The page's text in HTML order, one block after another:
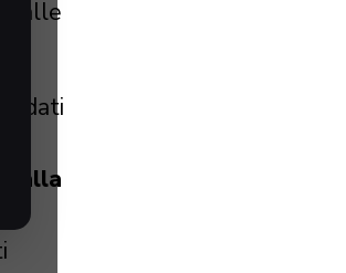
alle
dati
dalla